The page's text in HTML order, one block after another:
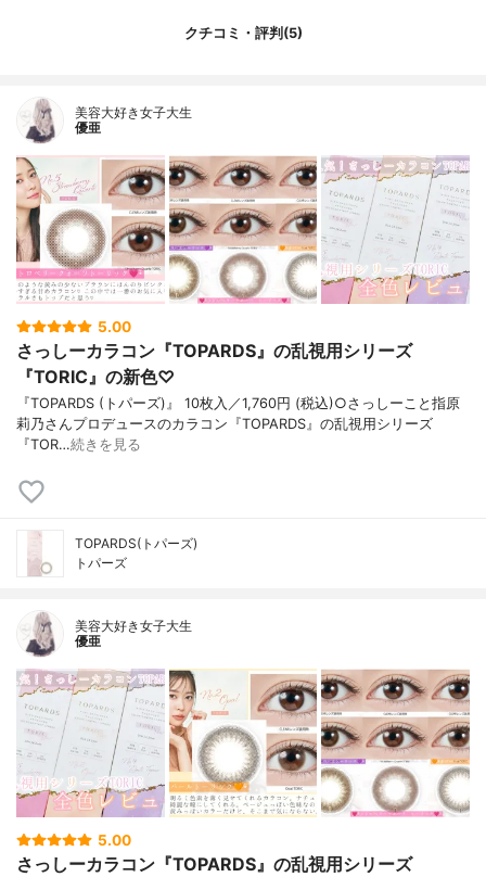
クチコミ・評判(5)
美容大好き女子大生
優亜
5.00
さっしーカラコン『TOPARDS』の乱視用シリーズ
『TORIC』の新色♡
『TOPARDS (トパーズ)』 10枚入／1,760円 (税込)○さっしーこと指原
莉乃さんプロデュースのカラコン『TOPARDS』の乱視用シリーズ
『TOR…続きを見る
TOPARDS(トパーズ)
トパーズ
美容大好き女子大生
優亜
5.00
さっしーカラコン『TOPARDS』の乱視用シリーズ